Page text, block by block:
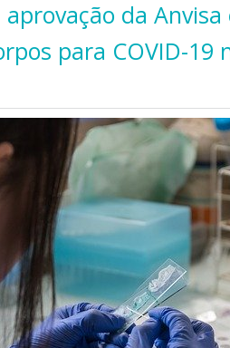
da
para COVID-19